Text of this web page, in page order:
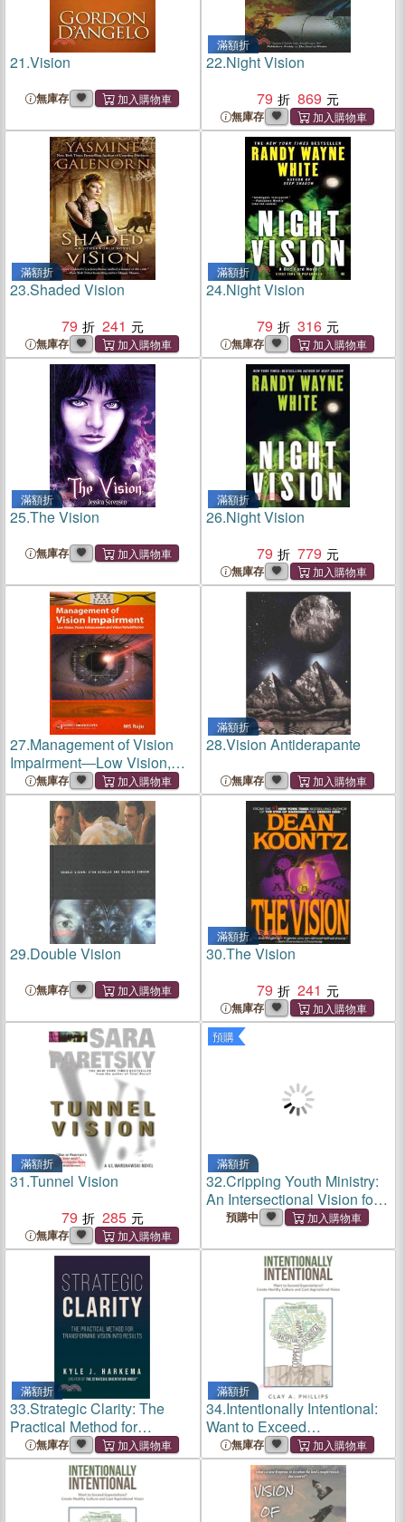
21.Vision
無庫存
滿額折
22.Night Vision
79
869
無庫存
滿額折
23.Shaded Vision
79
241
無庫存
滿額折
24.Night Vision
79
316
無庫存
滿額折
25.The Vision
無庫存
滿額折
26.Night Vision
79
779
無庫存
27.Management of Vision
Impairment―Low Vision,
Vision Enhancement and
Vision Rehabilitation
無庫存
滿額折
28.Vision Antiderapante
無庫存
29.Double Vision
無庫存
滿額折
30.The Vision
79
241
無庫存
滿額折
31.Tunnel Vision
79
285
無庫存
預購
滿額折
32.Cripping Youth Ministry:
An Intersectional Vision for
Working with Disabled
預購中
滿額折
33.Strategic Clarity: The
Practical Method for
Transforming Vision Into
Results
無庫存
滿額折
34.Intentionally Intentional:
Want to Exceed
Expectations? Create
Healthy Culture and Cast
Aspirational Vision
無庫存